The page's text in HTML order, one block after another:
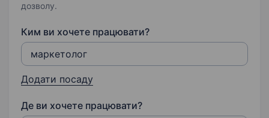
дозволу.
Ким ви хочете працювати?
Додати посаду
Де ви хочете працювати?